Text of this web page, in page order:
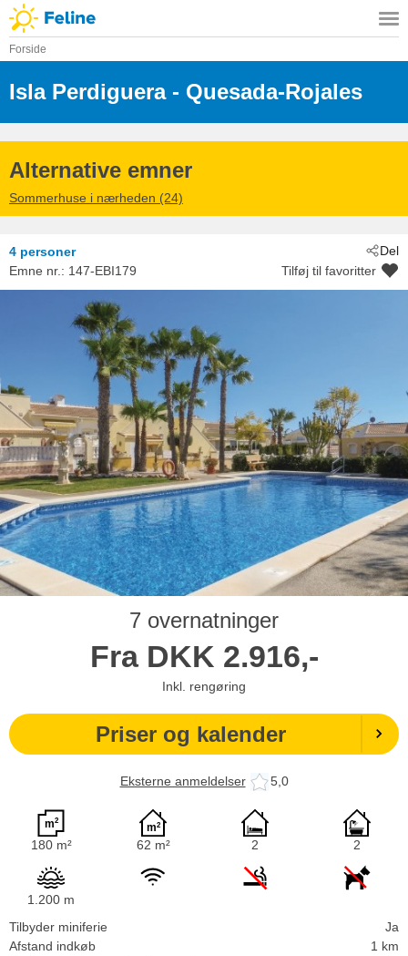
Forside
Isla Perdiguera
- Quesada/Rojales
- 03170
- Quesada-Rojales
Alternative emner
Sommerhuse i nærheden (24)
Del
4 personer
Emne nr.: 147-EBI179 Tilføj til favoritter
7 overnatninger
Fra DKK 2.916,-
Inkl. rengøring
Priser og kalender
Eksterne anmeldelser 5,0
180 m² 62 m² 2 2
1.200 m
Tilbyder miniferie
Ja
Afstand indkøb
1 km